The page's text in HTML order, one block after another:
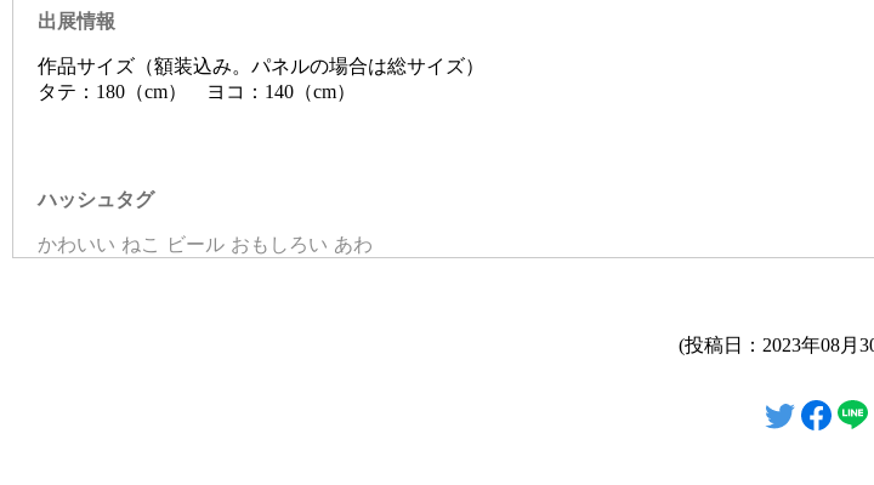
出展情報
作品サイズ（額装込み。パネルの場合は総サイズ）
タテ：180（cm） ヨコ：140（cm）
ハッシュタグ
かわいい ねこ ビール おもしろい あわ
(投稿日：2023年08月